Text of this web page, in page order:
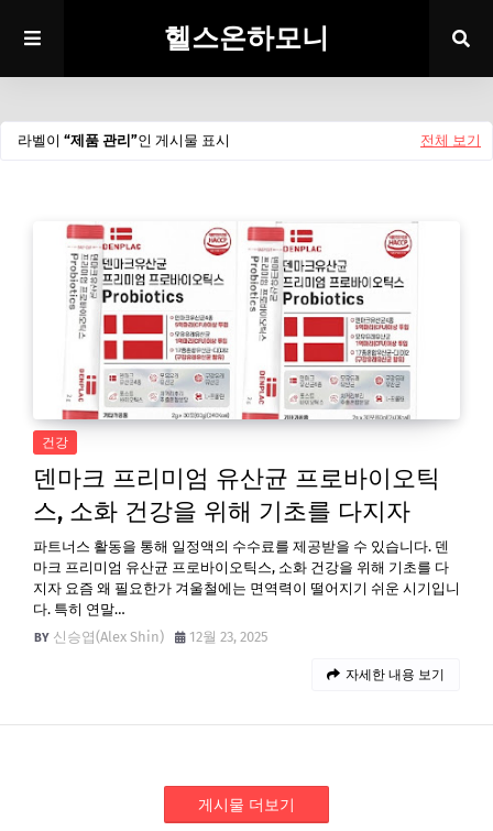
헬스온하모니
라벨이 제품 관리 인 게시물 표시 전체 보기
건강
덴마크 프리미엄 유산균 프로바이오틱
스, 소화 건강을 위해 기초를 다지자
파트너스 활동을 통해 일정액의 수수료를 제공받을 수 있습니다. 덴
마크 프리미엄 유산균 프로바이오틱스, 소화 건강을 위해 기초를 다
지자 요즘 왜 필요한가 겨울철에는 면역력이 떨어지기 쉬운 시기입니
다. 특히 연말…
신승엽(Alex Shin)
12월 23, 2025
자세한 내용 보기
게시물 더보기